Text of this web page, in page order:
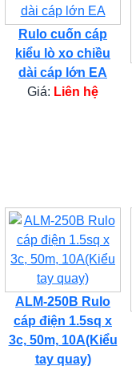
Rulo cuốn cáp
kiểu lò xo chiều
dài cáp lớn EA
Giá: Liên hệ
ALM-250B Rulo
cáp điện 1.5sq x
3c, 50m, 10A(Kiểu
tay quay)